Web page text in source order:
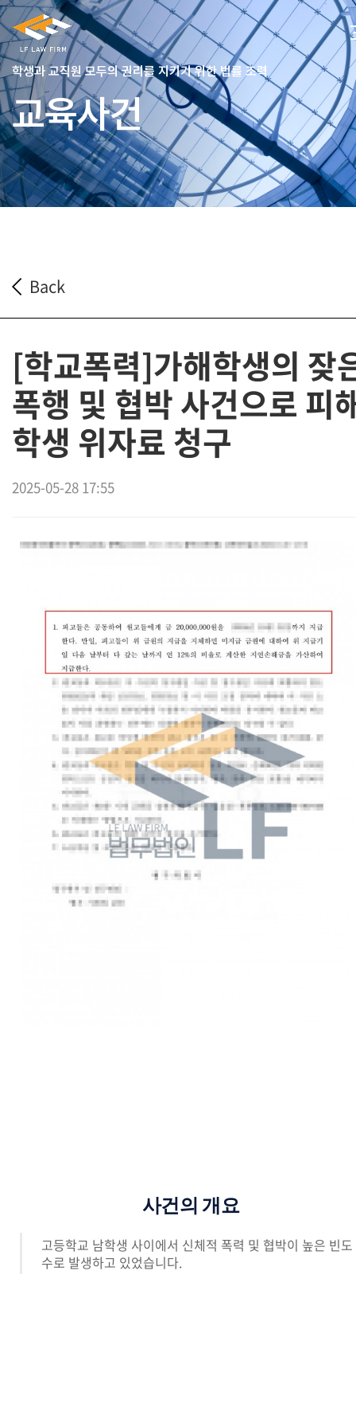
학생과 교직원 모두의 권리를 지키기 위한 법률 조력
교육사건
Back
[학교폭력]가해학생의 잦
폭행 및 협박 사건으로 피
학생 위자료 청구
2025-05-28 17:55
사건의 개요
고등학교 남학생 사이에서 신체적 폭력 및 협박이 높은 빈도
수로 발생하고 있었습니다.